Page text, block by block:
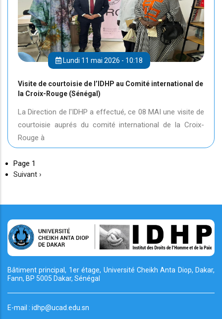
Lundi 11 mai 2026 - 10:18
Visite de courtoisie de l’IDHP au Comité international de
la Croix-Rouge (Sénégal)
La Direction de l'IDHP a effectué, ce 08 MAI une visite de
courtoisie auprés du comité international de la Croix-
Rouge à
Page 1
Page
Suivant ›
Bâtiment principal, 1er étage, Université CheikhAnta Diop, Dakar,
Fann, BP 5005 Dakar, Sénégal
E-mail : idhp@ucad.edu.sn